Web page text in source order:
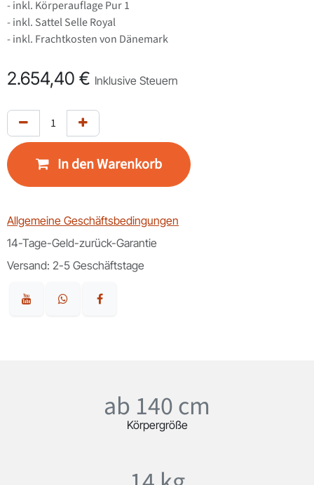
- inkl. Körperauflage Pur 1
- inkl. Sattel Selle Royal
- inkl. Frachtkosten von Dänemark
2.654,40 € Inklusive Steuern
In den Warenkorb
Allgemeine Geschäftsbedingungen
14-Tage-Geld-zurück-Garantie
Versand: 2-5 Geschäftstage
ab 140 cm
Körpergröße